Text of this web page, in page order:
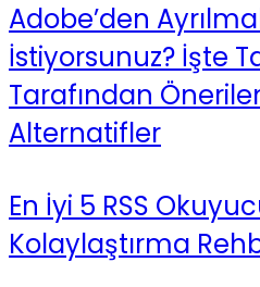
Adobe’den
İstiyorsunuz? İşte
Tarafından
Alternatifler
En İyi 5 RSS
Kolaylaştırma